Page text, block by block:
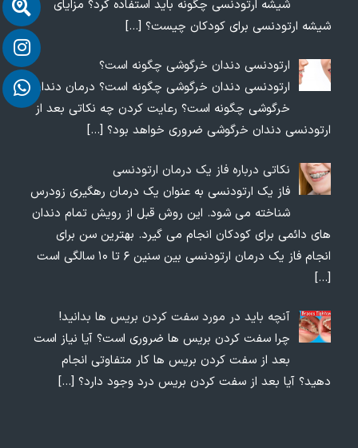
شیشه ارتودنسی چگونه باید استفاده کرد؟ مزایای
شیشه ارتودنسی برای کودکان چیست؟[…]
ارتودنسی دندان خرگوشی چگونه است؟
ارتودنسی دندان خرگوشی چگونه است؟ درمان دندان
خرگوشی چگونه است؟ رعایت کردن چه نکاتی بعد از
ارتودنسی دندان خرگوشی ضروری خواهد بود؟[…]
نکاتی درباره فاز یک درمان ارتودنسی
فاز یک ارتودنسی به عنوان یک درمان رهگیری زودرس
شناخته می شود. این روش قبل از رویش تمام دندان
های دائمی برای کودکان انجام می گیرد. بهترین سن برای
انجام فاز یک درمان ارتودنسی بین سنین ۶ تا ۱۰ سالگی است
[…]
آنچه باید در مورد سفت کردن بریس ها بدانید!
چرا سفت کردن بریس ها ضروری است؟ آیا نیاز است
بعد از سفت کردن بریس ها کار متفاوتی انجام
دهید؟ آیا بعد از سفت کردن بریس درد وجود دارد؟[…]